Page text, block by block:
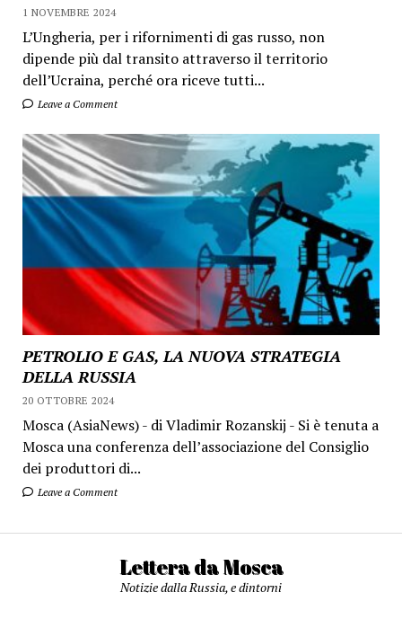
1 NOVEMBRE 2024
L’Ungheria, per i rifornimenti di gas russo, non
dipende più dal transito attraverso il territorio
dell’Ucraina, perché ora riceve tutti...
Leave a Comment
PETROLIO E GAS, LA NUOVA STRATEGIA
DELLA RUSSIA
20 OTTOBRE 2024
Mosca (AsiaNews) - di Vladimir Rozanskij - Si è tenuta a
Mosca una conferenza dell’associazione del Consiglio
dei produttori di...
Leave a Comment
Lettera da Mosca
Notizie dalla Russia, e dintorni